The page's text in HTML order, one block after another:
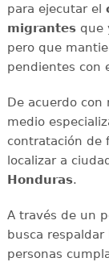
para ejecutar el
migrantesque
pero que
pendientes con
De acuerdo con
medio
contratación de
localizar a
Honduras.
A través de un
busca
personas